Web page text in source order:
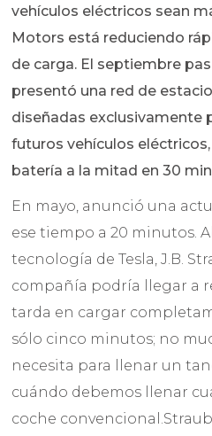
vehículos eléctricos sean
Motors está reduciendo
de carga. El septiembre
presentó una red de
diseñadas exclusivamente
futuros vehículos
batería a la mitad en 30
En mayo, anunció una
ese tiempo a 20 minutos.
tecnología de Tesla, J.B.
compañía podría llegar a
tarda en cargar
sólo cinco minutos; no
necesita para llenar un
cuándo debemos llenar
coche